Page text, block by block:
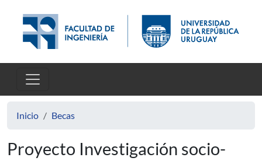
Inicio Becas
Proyecto Investigación socio-